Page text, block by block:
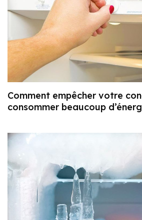
Comment empêcher votre
consommer beaucoup